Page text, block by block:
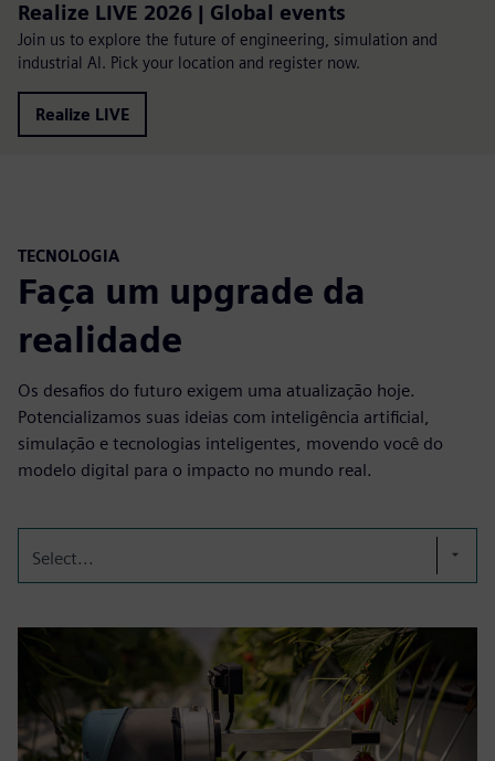
Realize LIVE 2026 | Global events
Join us to explore the future of engineering, simulation and
industrial AI. Pick your location and register now.
Realize LIVE
TECNOLOGIA
Faça um upgrade da
realidade
Os desafios do futuro exigem uma atualização hoje.
Potencializamos suas ideias com inteligência artificial,
simulação e tecnologias inteligentes, movendo você do
modelo digital para o impacto no mundo real.
Select...